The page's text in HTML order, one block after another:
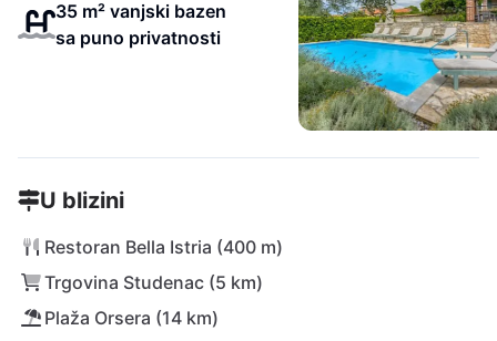
35 m² vanjski bazen
sa puno privatnosti
U blizini
Restoran Bella Istria (400 m)
Trgovina Studenac (5 km)
Plaža Orsera (14 km)